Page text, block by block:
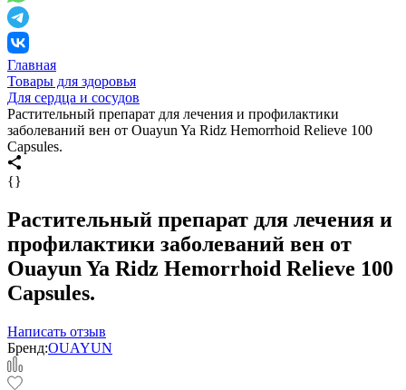
Главная
Товары для здоровья
Для сердца и сосудов
Растительный препарат для лечения и профилактики
заболеваний вен от Ouayun Ya Ridz Hemorrhoid Relieve 100
Capsules.
{}
Растительный препарат для лечения и
профилактики заболеваний вен от
Ouayun Ya Ridz Hemorrhoid Relieve 100
Capsules.
Написать отзыв
Бренд:OUAYUN